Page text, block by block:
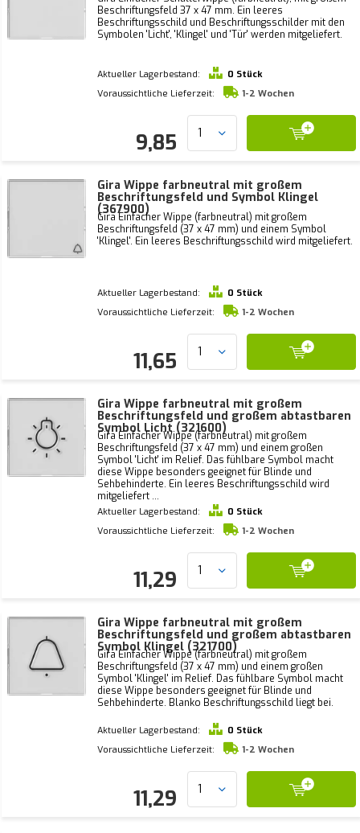
Beschriftungsfeld 37 x 47 mm. Ein leeres
Beschriftungsschild und Beschriftungsschilder mit den
Symbolen 'Licht', 'Klingel' und 'Tür' werden mitgeliefert.
Aktueller Lagerbestand:
0 Stück
Voraussichtliche Lieferzeit:
1-2 Wochen
9,85
Gira Wippe farbneutral mit großem
Beschriftungsfeld und Symbol Klingel
(367900)
Gira Einfacher Wippe (farbneutral) mit großem
Beschriftungsfeld (37 x 47 mm) und einem Symbol
'Klingel'. Ein leeres Beschriftungsschild wird mitgeliefert.
Aktueller Lagerbestand:
0 Stück
Voraussichtliche Lieferzeit:
1-2 Wochen
11,65
Gira Wippe farbneutral mit großem
Beschriftungsfeld und großem abtastbaren
Symbol Licht (321600)
Gira Einfacher Wippe (farbneutral) mit großem
Beschriftungsfeld (37 x 47 mm) und einem großen
Symbol 'Licht' im Relief. Das fühlbare Symbol macht
diese Wippe besonders geeignet für Blinde und
Sehbehinderte. Ein leeres Beschriftungsschild wird
mitgeliefert ...
Aktueller Lagerbestand:
0 Stück
Voraussichtliche Lieferzeit:
1-2 Wochen
11,29
Gira Wippe farbneutral mit großem
Beschriftungsfeld und großem abtastbaren
Symbol Klingel (321700)
Gira Einfacher Wippe (farbneutral) mit großem
Beschriftungsfeld (37 x 47 mm) und einem großen
Symbol 'Klingel' im Relief. Das fühlbare Symbol macht
diese Wippe besonders geeignet für Blinde und
Sehbehinderte. Blanko Beschriftungsschild liegt bei.
Aktueller Lagerbestand:
0 Stück
Voraussichtliche Lieferzeit:
1-2 Wochen
11,29